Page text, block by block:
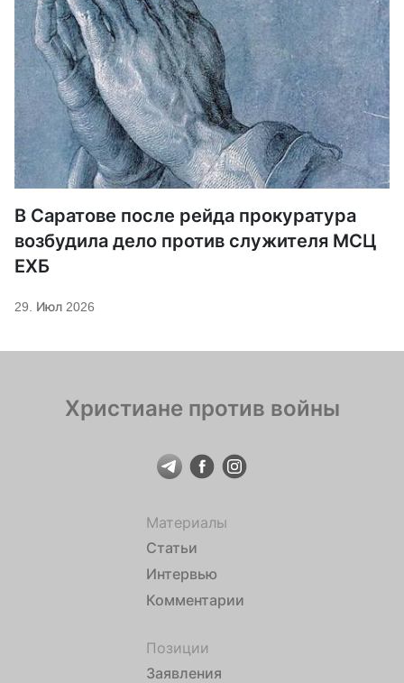
В Саратове после рейда прокуратура
возбудила дело против служителя МСЦ
ЕХБ
29. Июл 2026
Христиане против войны
Материалы
Статьи
Интервью
Комментарии
Позиции
Заявления